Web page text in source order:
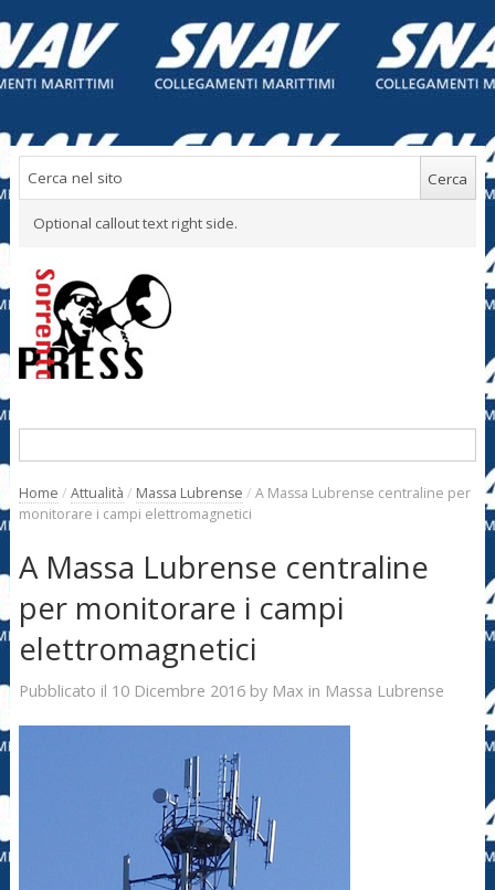
Optional callout text right side.
Home / Attualità / Massa Lubrense / A Massa Lubrense centraline per
monitorare i campi elettromagnetici
A Massa Lubrense centraline
per monitorare i campi
elettromagnetici
Pubblicato il 10 Dicembre 2016by Max in Massa Lubrense